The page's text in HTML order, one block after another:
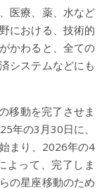
医療、薬、水など
における、技術的
かわると、全ての
システムなどにも
移動を完了させま
年の3月30日に、
まり、2026年の4
よって、完了しま
の星座移動のため